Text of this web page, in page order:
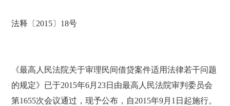
法释〔2015〕18号
《最高人民法院关于审理民间借贷案件适用法律若干问题
的规定》已于2015年6月23日由最高人民法院审判委员会
第1655次会议通过，现予公布，自2015年9月1日起施行。